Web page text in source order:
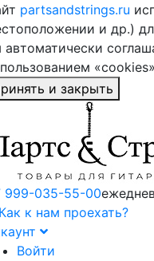
partsandstrings.ru
и др.)
автоматически
и закрыть
999-035-55-00
Как к нам проехать?
Войти